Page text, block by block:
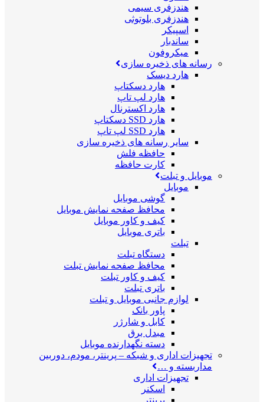
هندزفری سیمی
هندزفری بلوتوثی
اسپیکر
ساندبار
میکروفون
رسانه های ذخیره سازی
هارد دیسک
هارد دسکتاپ
هارد لپ تاپ
هارد اکسترنال
هارد SSD دسکتاپ
هارد SSD لپ تاپ
سایر رسانه های ذخیره سازی
حافظه فلش
کارت حافظه
موبایل و تبلت
موبایل
گوشی موبایل
محافظ صفحه نمایش موبایل
کیف و کاور موبایل
باتری موبایل
تبلت
دستگاه تبلت
محافظ صفحه نمایش تبلت
کیف و کاور تبلت
باتری تبلت
لوازم جانبی موبایل و تبلت
پاور بانک
کابل و شارژر
مبدل برق
دسته نگهدارنده موبایل
تجهیزات اداری و شبکه – پرینتر، مودم، دوربین
مداربسته و …
تجهیزات اداری
اسکنر